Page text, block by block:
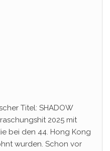
Titel: SHADOW
2025 mit
bei den 44. Hong Kong
wurden. Schon vor